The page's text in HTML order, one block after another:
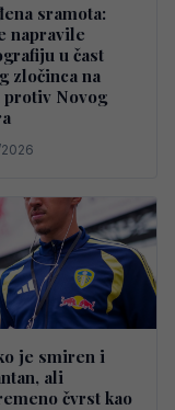
sramota:
napravile
u čast
zločinca na
protiv Novog
je smiren i
ali
čvrst kao